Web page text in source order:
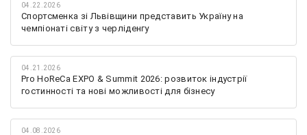
04.22.2026
Спортсменка зі Львівщини представить Україну на
чемпіонаті світу з черліденгу
04.21.2026
Pro HoReCa EXPO & Summit 2026: розвиток індустрії
гостинності та нові можливості для бізнесу
04.08.2026